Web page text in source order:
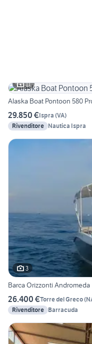
11
Alaska Boat Pontoon 580
29.850 €Ispra (VA)
Rivenditore Nautica Ispra
3
Barca Orizzonti Andromeda
26.400 €Torre del Greco(
Rivenditore Barracuda